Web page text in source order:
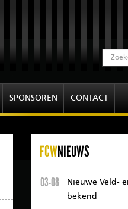
SPONSOREN CONTACT
FCWNIEUWS
03-08
Nieuwe Veld-
bekend